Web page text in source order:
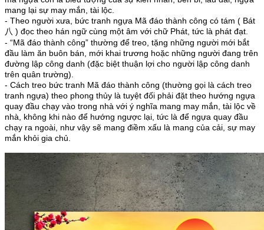
mang lại sự may mắn, tài lộc.
- Theo người xưa, bức tranh ngựa Mã đáo thành công có tám ( Bát
八 ) đọc theo hán ngữ cùng một âm với chữ Phát, tức là phát đạt.
- “Mã đáo thành công” thường để treo, tặng những người mới bắt
đầu làm ăn buôn bán, mới khai trương hoặc những người đang trên
đường lập công danh (đặc biệt thuận lợi cho người lập công danh
trên quân trường).
- Cách treo bức tranh Mã đáo thành công (thường gọi là cách treo
tranh ngựa) theo phong thủy là tuyệt đối phải đặt theo hướng ngựa
quay đầu chạy vào trong nhà với ý nghĩa mang may mắn, tài lộc về
nhà, không khi nào để hướng ngược lại, tức là để ngựa quay đầu
chạy ra ngoài, như vậy sẽ mang điềm xấu là mang của cải, sự may
mắn khỏi gia chủ.